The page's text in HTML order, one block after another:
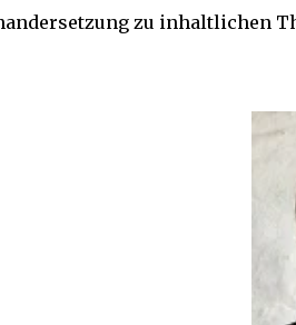
zu inhaltlichen